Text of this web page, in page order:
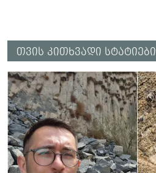
თვის კითხვადი სტატიები